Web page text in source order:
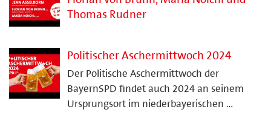
Thomas Rudner
Politischer Aschermittwoch 2024
Der Politische Aschermittwoch der
BayernSPD findet auch 2024 an seinem
Ursprungsort im niederbayerischen …